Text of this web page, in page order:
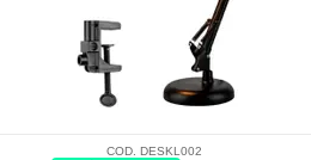
COD. DESKL002